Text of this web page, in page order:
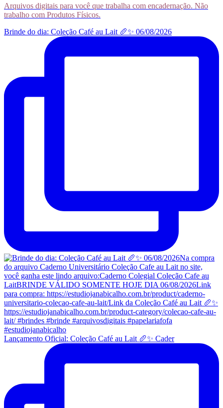
Arquivos digitais para você que trabalha com encadernação. Não
trabalho com Produtos Físicos.
Brinde do dia: Coleção Café au Lait 🥖✨ 06/08/2026
Lançamento Oficial: Coleção Café au Lait 🥖✨ Cader